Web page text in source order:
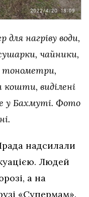
нагріву води,
чайники,
тонометри,
виділені
у Бахмуті. Фото
надсилали
Людей
а на
«Супермам».